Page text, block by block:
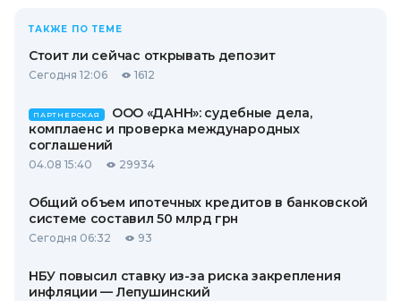
ТАКЖЕ ПО ТЕМЕ
Стоит ли сейчас открывать депозит
Сегодня 12:06 1612
ПАРТНЕРСКАЯ
ООО «ДАНН»: судебные дела,
комплаенс и проверка международных
соглашений
04.08 15:40 29934
Общий объем ипотечных кредитов в банковской
системе составил 50 млрд грн
Сегодня 06:32 93
НБУ повысил ставку из-за риска закрепления
инфляции — Лепушинский